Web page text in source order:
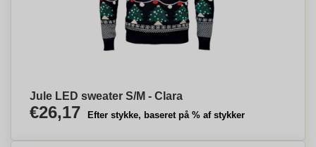
Jule LED sweater S/M - Clara
€26,17 Efter stykke, baseret på % af stykker